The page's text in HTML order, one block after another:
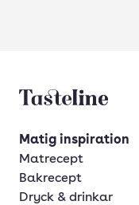
Tasteline startsida
Matig inspiration
Matrecept
Bakrecept
Dryck & drinkar